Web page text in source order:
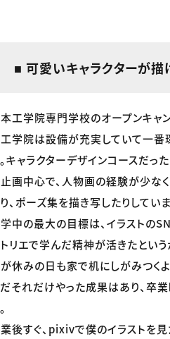
■ 可愛いキャラクターが描
工学院専門学校のオープンキャ
学院は設備が充実していて一番
キャラクターデザインコースだっ
画中心で、人物画の経験が少な
、ポーズ集を描き写したりしていま
中の最大の目標は、イラストの
リエで学んだ精神が活きたとい
休みの日も家で机にしがみつく
それだけやった成果はあり、卒
後すぐ、pixivで僕のイラストを